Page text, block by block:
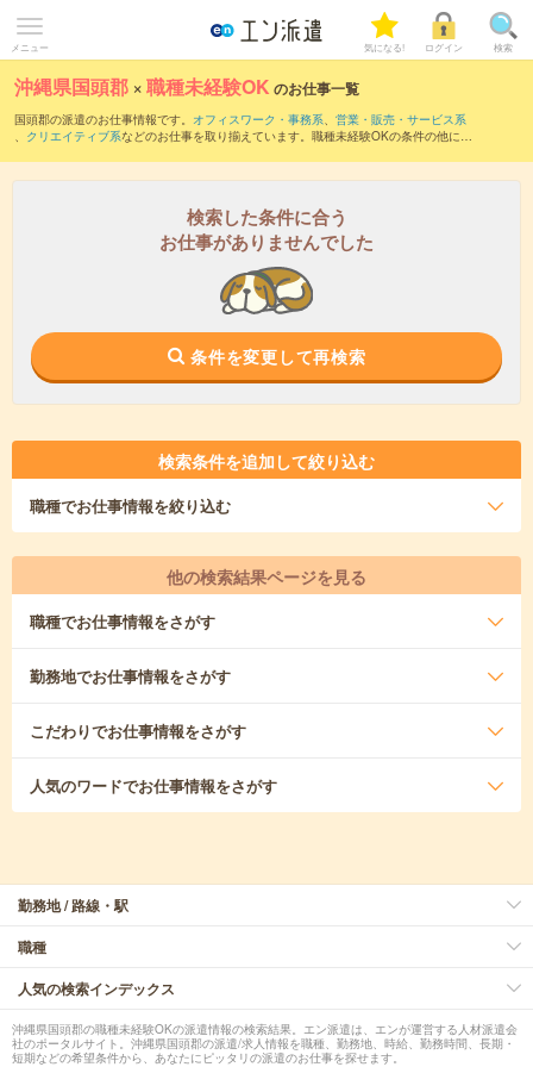
メニュー 気になる! ログイン 検索
沖縄県国頭郡 ×職種未経験OK のお仕事一覧
国頭郡の派遣のお仕事情報です。 オフィスワーク・事務系、 営業・販売・サービス系
、 クリエイティブ系などのお仕事を取り揃えています。職種未経験OKの条件の他に、
検索した条件に合う
お仕事がありませんでした
条件を変更して再検索
検索条件を追加して絞り込む
職種でお仕事情報を絞り込む
他の検索結果ページを見る
職種でお仕事情報をさがす
勤務地でお仕事情報をさがす
こだわりでお仕事情報をさがす
人気のワードでお仕事情報をさがす
勤務地 / 路線・駅
職種
人気の検索インデックス
沖縄県国頭郡の職種未経験OKの派遣情報の検索結果。エン派遣は、エンが運営する人材派遣会
社のポータルサイト。沖縄県国頭郡の派遣/求人情報を職種、勤務地、時給、勤務時間、長期・
短期などの希望条件から、あなたにピッタリの派遣のお仕事を探せます。